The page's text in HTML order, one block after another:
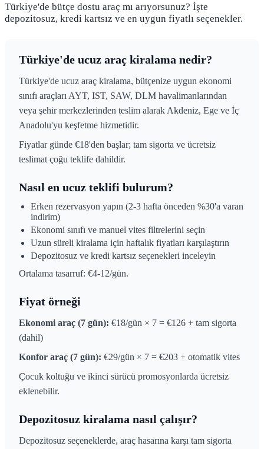
Türkiye'de bütçe dostu araç mı arıyorsunuz? İşte
depozitosuz, kredi kartsız ve en uygun fiyatlı seçenekler.
Türkiye'de ucuz araç kiralama nedir?
Türkiye'de ucuz araç kiralama, bütçenize uygun ekonomi
sınıfı araçları AYT, IST, SAW, DLM havalimanlarından
veya şehir merkezlerinden teslim alarak Akdeniz, Ege ve İç
Anadolu'yu keşfetme hizmetidir.
Fiyatlar günde €18'den başlar; tam sigorta ve ücretsiz
teslimat çoğu teklife dahildir.
Nasıl en ucuz teklifi bulurum?
Erken rezervasyon yapın (2-3 hafta önceden %30'a varan
indirim)
Ekonomi sınıfı ve manuel vites filtrelerini seçin
Uzun süreli kiralama için haftalık fiyatları karşılaştırın
Depozitosuz ve kredi kartsız seçenekleri inceleyin
Ortalama tasarruf: €4-12/gün.
Fiyat örneği
Ekonomi araç (7 gün): €18/gün × 7 = €126 + tam sigorta
(dahil)
Konfor araç (7 gün): €29/gün × 7 = €203 + otomatik vites
Çocuk koltuğu ve ikinci sürücü promosyonlarda ücretsiz
eklenebilir.
Depozitosuz kiralama nasıl çalışır?
Depozitosuz seçeneklerde, araç hasarına karşı tam sigorta